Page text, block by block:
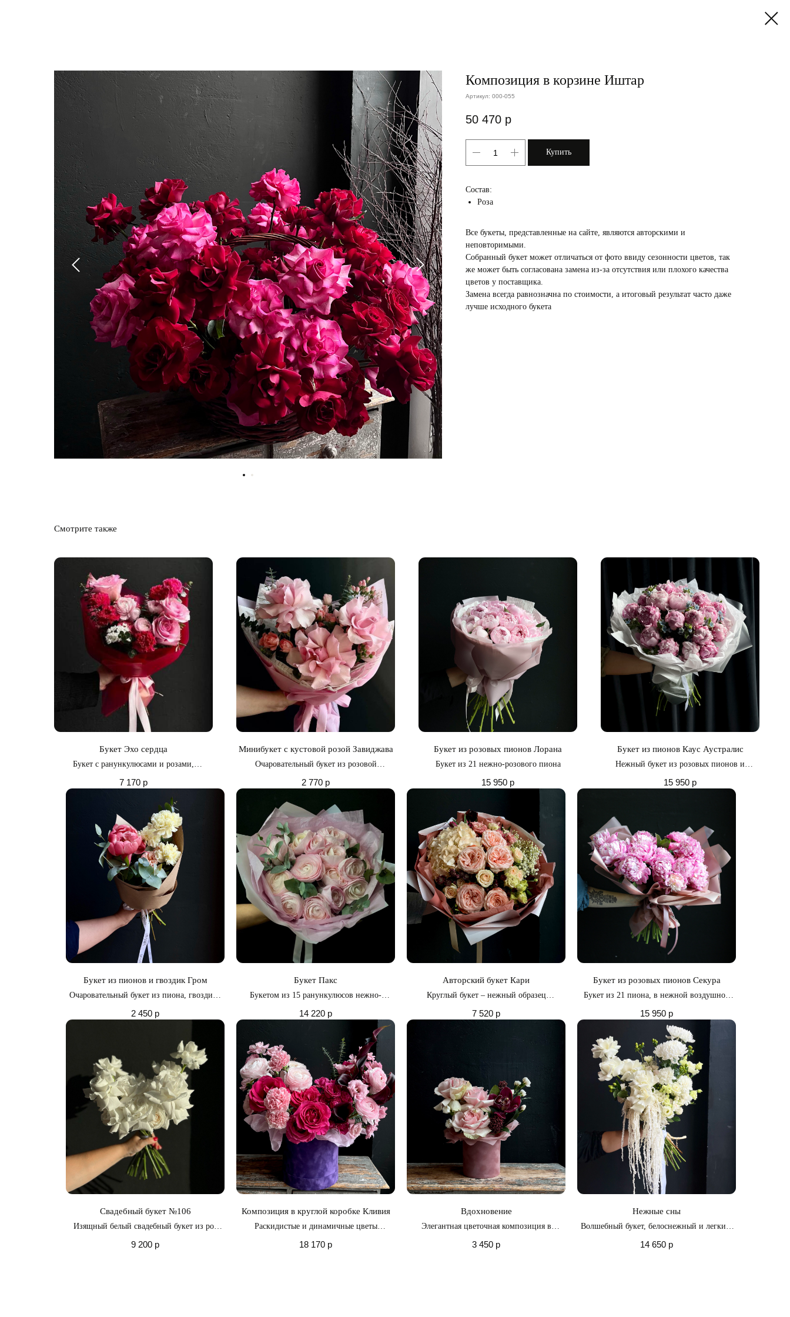
Композиция в корзине Иштар
Артикул: 000-055
50 470 р
Купить
Состав:
Роза
Все букеты, представленные на сайте, являются авторскими и
неповторимыми.
Собранный букет может отличаться от фото ввиду сезонности цветов, так
же может быть согласована замена из-за отсутствия или плохого качества
цветов у поставщика.
Замена всегда равнозначна по стоимости, а итоговый результат часто даже
лучше исходного букета
Смотрите также
Букет Эхо сердца
Букет с ранункулюсами и розами,
7 170 р
Минибукет с кустовой розой Завиджава
Очаровательный букет из розовой
веточек эвкалипта
2 770 р
Букет из розовых пионов Лорана
Букет из 21 нежно-розового пиона
15 950 р
Букет из пионов Каус Аустралис
Нежный букет из розовых пионов и
15 950 р
Букет из пионов и гвоздик Гром
Очаровательный букет из пиона, гвоздики
2 450 р
Букет Пакс
Букетом из 15 ранункулюсов нежно-
14 220 р
Авторский букет Кари
Круглый букет – нежный образец
гармония естественных оттенков радует глаз
7 520 р
Букет из розовых пионов Секура
Букет из 21 пиона, в нежной воздушной
15 950 р
Свадебный букет №106
Изящный белый свадебный букет из роз
9 200 р
Композиция в круглой коробке Кливия
Раскидистые и динамичные цветы
18 170 р
Вдохновение
Элегантная цветочная композиция в
3 450 р
Нежные сны
Волшебный букет, белоснежный и легкий,
14 650 р